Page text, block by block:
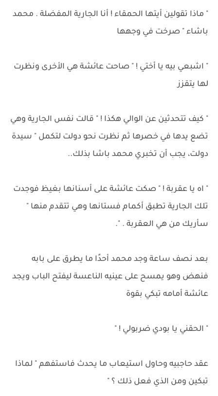
" ماذا تقولين أيتها الحمقاء ! أنا الجارية المفضلة . محمد
باشاء " صرخت في وجهها
" اشبعي بيه يا أختي ! " صاحت عائشة هي الأخرى ونظرت
لها يتقزز
" كيف تتحدثين عن الوالي هكذا ! " قالت نفس الجارية وهي
تضع يدها في خصرها ثم نظرت نحو دولت لتكمل " سيدة
دولت، يجب أن تخبري محمد باشا بذلك..
" اه يا عقربة ! " صكت عائشة على أسنانها بغيظ فوجدت
تلك الجارية تطبق أكمام فستانها وهي تتقدم منها "
سأريك من هي العقربة . ".
بعد نصف ساعة وجد محمد أحدًا ما يطرق على بابه
فنهض وهو يمسح على عينيه الناعسة ليفتح الباب ويجد
عائشة أمامه تبكي بقوة
" الحقني يا بودي ضربولي ! "
عقد حاجبيه وحاول استيعاب ما يحدث فاستفهم " لماذا
تبكين ومن الذي فعل ذلك ؟ "